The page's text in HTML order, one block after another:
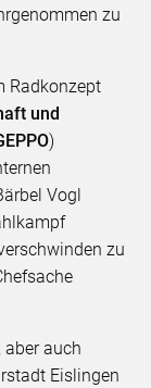
zu
Radkonzept
und
)
Vogl
zu
aber auch
Eislingen